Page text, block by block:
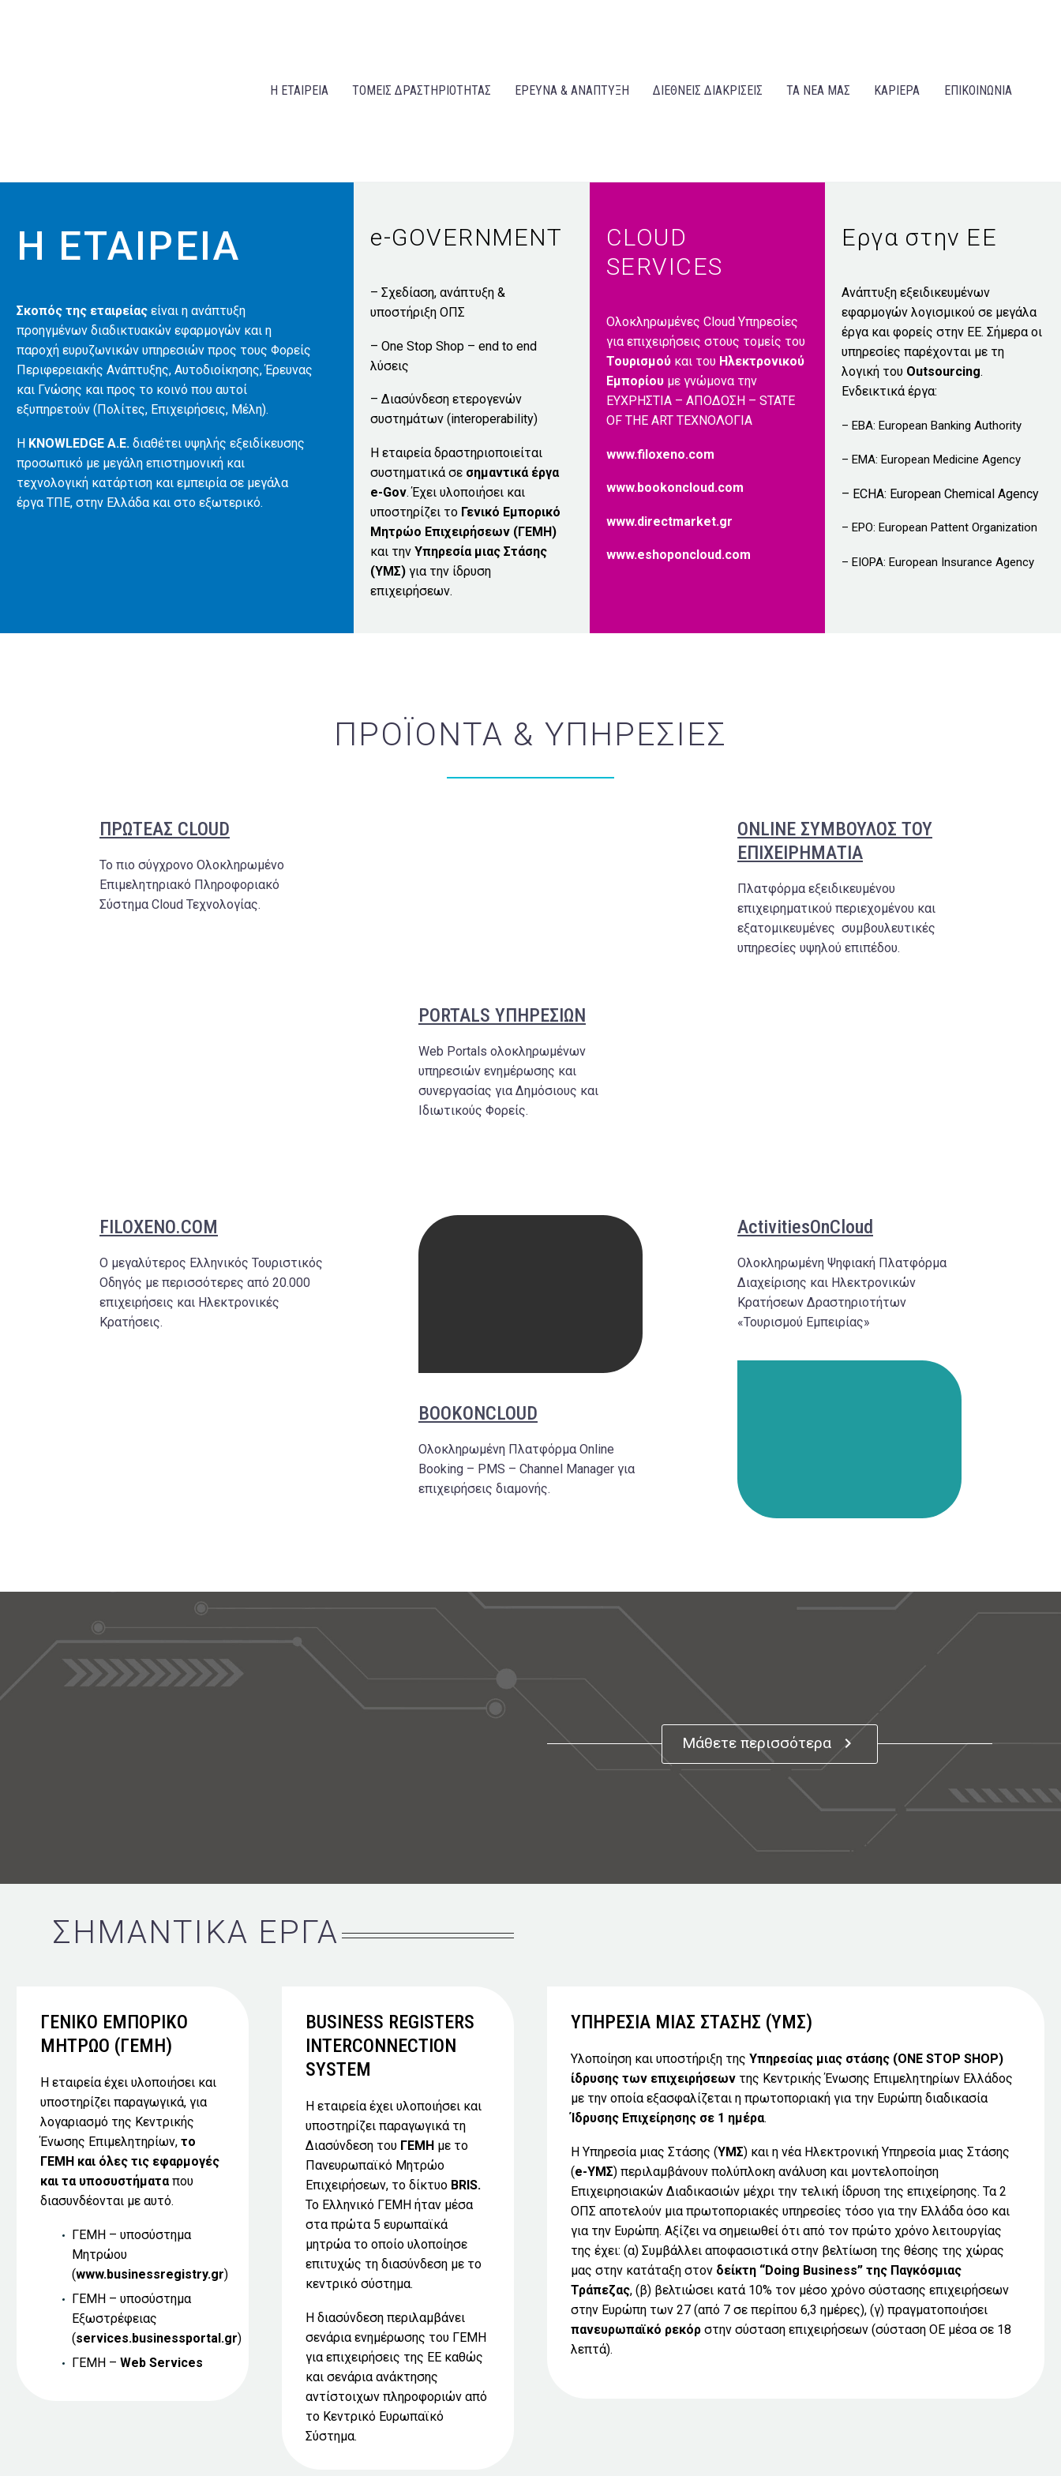
Η ΕΤΑΙΡΕΙΑ ΤΟΜΕΙΣ ΔΡΑΣΤΗΡΙΟΤΗΤΑΣ ΕΡΕΥΝΑ & ΑΝΑΠΤΥΞΗ ΔΙΕΘΝΕΙΣ ΔΙΑΚΡΙΣΕΙΣ ΤΑ ΝΕΑ ΜΑΣ ΚΑΡΙΕΡΑ ΕΠΙΚΟΙΝΩΝΙΑ
Η ΕΤΑΙΡΕΙΑ
Σκοπός της εταιρείας είναι η ανάπτυξη
προηγμένων διαδικτυακών εφαρμογών και η
παροχή ευρυζωνικών υπηρεσιών προς τους Φορείς
Περιφερειακής Ανάπτυξης, Αυτοδιοίκησης, Έρευνας
και Γνώσης και προς το κοινό που αυτοί
εξυπηρετούν (Πολίτες, Επιχειρήσεις, Μέλη).
Η KNOWLEDGE A.E. διαθέτει υψηλής εξειδίκευσης
προσωπικό με μεγάλη επιστημονική και
τεχνολογική κατάρτιση και εμπειρία σε μεγάλα
έργα ΤΠΕ, στην Ελλάδα και στο εξωτερικό.
e-GOVERNMENT
– Σχεδίαση, ανάπτυξη &
υποστήριξη ΟΠΣ
– One Stop Shop – end to end
λύσεις
– Διασύνδεση ετερογενών
συστημάτων (interoperability)
Η εταιρεία δραστηριοποιείται
συστηματικά σε σημαντικά έργα
e-Gov. Έχει υλοποιήσει και
υποστηρίζει το Γενικό Εμπορικό
Μητρώο Επιχειρήσεων (ΓΕΜΗ)
και την Υπηρεσία μιας Στάσης
(ΥΜΣ) για την ίδρυση
επιχειρήσεων.
CLOUD
SERVICES
Ολοκληρωμένες Cloud Υπηρεσίες
για επιχειρήσεις στoυς τομείς του
Τουρισμούκαι του Ηλεκτρονικού
Εμπορίουμε γνώμονα την
ΕΥΧΡΗΣΤΙΑ – ΑΠΟΔΟΣΗ – STATE
OF THE ART ΤΕΧΝΟΛΟΓΙΑ
www.filoxeno.com
www.bookoncloud.com
www.directmarket.gr
www.eshoponcloud.com
Εργα στην ΕΕ
Ανάπτυξη εξειδικευμένων
εφαρμογών λογισμικού σε μεγάλα
έργα και φορείς στην ΕΕ. Σήμερα οι
υπηρεσίες παρέχονται με τη
λογική του Outsourcing.
Ενδεικτικά έργα:
– EBA: European Banking Authority
– EMA: European Medicine Agency
– ECHA: European Chemical Agency
– EPO: European Pattent Organization
– EIOPA: European Insurance Agency
ΠΡΟΪΟΝΤΑ & ΥΠΗΡΕΣΙΕΣ
ΠΡΩΤΕΑΣ CLOUD
Το πιο σύγχρονο Ολοκληρωμένο
Επιμελητηριακό Πληροφοριακό
Σύστημα Cloud Τεχνολογίας.
PORTALS ΥΠΗΡΕΣΙΩΝ
Web Portals ολοκληρωμένων
υπηρεσιών ενημέρωσης και
συνεργασίας για Δημόσιους και
Ιδιωτικούς Φορείς.
ONLINE ΣΥΜΒΟΥΛΟΣ ΤΟΥ
ΕΠΙΧΕΙΡΗΜΑΤΙΑ
Πλατφόρμα εξειδικευμένου
επιχειρηματικού περιεχομένου και
εξατομικευμένες συμβουλευτικές
υπηρεσίες υψηλού επιπέδου.
FILOXENO.COM
Ο μεγαλύτερος Ελληνικός Τουριστικός
Οδηγός με περισσότερες από 20.000
επιχειρήσεις και Ηλεκτρονικές
Κρατήσεις.
BOOKONCLOUD
Ολοκληρωμένη Πλατφόρμα Online
Booking – PMS – Channel Manager για
επιχειρήσεις διαμονής.
ActivitiesOnCloud
Ολοκληρωμένη Ψηφιακή Πλατφόρμα
Διαχείρισης και Ηλεκτρονικών
Κρατήσεων Δραστηριοτήτων
«Τουρισμού Εμπειρίας»
Μάθετε περισσότερα 
ΣΗΜΑΝΤΙΚΑ ΕΡΓΑ
ΓΕΝΙΚΟ ΕΜΠΟΡΙΚΟ
ΜΗΤΡΩΟ (ΓΕΜΗ)
Η εταιρεία έχει υλοποιήσει και
υποστηρίζει παραγωγικά, για
λογαριασμό της Κεντρικής
Ένωσης Επιμελητηρίων, το
ΓΕΜΗ και όλες τις εφαρμογές
και τα υποσυστήματαπου
διασυνδέονται με αυτό.
ΓΕΜΗ – υποσύστημα
Μητρώου
(www.businessregistry.gr)
ΓΕΜΗ – υποσύστημα
Εξωστρέφειας
(services.businessportal.gr)
ΓΕΜΗ – Web Services
BUSINESS REGISTERS
INTERCONNECTION
SYSTEM
Η εταιρεία έχει υλοποιήσει και
υποστηρίζει παραγωγικά τη
Διασύνδεση του ΓΕΜΗ με το
Πανευρωπαϊκό Μητρώο
Επιχειρήσεων, το δίκτυο BRIS.
Το Ελληνικό ΓΕΜΗ ήταν μέσα
στα πρώτα 5 ευρωπαϊκά
μητρώα το οποίο υλοποίησε
επιτυχώς τη διασύνδεση με το
κεντρικό σύστημα.
Η διασύνδεση περιλαμβάνει
σενάρια ενημέρωσης του ΓΕΜΗ
για επιχειρήσεις της ΕΕ καθώς
και σενάρια ανάκτησης
αντίστοιχων πληροφοριών από
το Κεντρικό Ευρωπαϊκό
Σύστημα.
ΥΠΗΡΕΣΙΑ ΜΙΑΣ ΣΤΑΣΗΣ (ΥΜΣ)
Υλοποίηση και υποστήριξη της Υπηρεσίας μιας στάσης (ONE STOP SHOP)
ίδρυσης των επιχειρήσεων της Κεντρικής Ένωσης Επιμελητηρίων Ελλάδος
με την οποία εξασφαλίζεται η πρωτοποριακή για την Ευρώπη διαδικασία
Ίδρυσης Επιχείρησης σε 1 ημέρα.
H Υπηρεσία μιας Στάσης (ΥΜΣ) και η νέα Ηλεκτρονική Υπηρεσία μιας Στάσης
(e-ΥΜΣ) περιλαμβάνουν πολύπλοκη ανάλυση και μοντελοποίηση
Επιχειρησιακών Διαδικασιών μέχρι την τελική ίδρυση της επιχείρησης. Τα 2
ΟΠΣ αποτελούν μια πρωτοποριακές υπηρεσίες τόσο για την Ελλάδα όσο και
για την Ευρώπη. Αξίζει να σημειωθεί ότι από τον πρώτο χρόνο λειτουργίας
της έχει: (α) Συμβάλλει αποφασιστικά στην βελτίωση της θέσης της χώρας
μας στην κατάταξη στον δείκτη “Doing Business” της Παγκόσμιας
Τράπεζας, (β) βελτιώσει κατά 10% τον μέσο χρόνο σύστασης επιχειρήσεων
στην Ευρώπη των 27 (από 7 σε περίπου 6,3 ημέρες), (γ) πραγματοποιήσει
πανευρωπαϊκό ρεκόρ στην σύσταση επιχειρήσεων (σύσταση ΟΕ μέσα σε 18
λεπτά).